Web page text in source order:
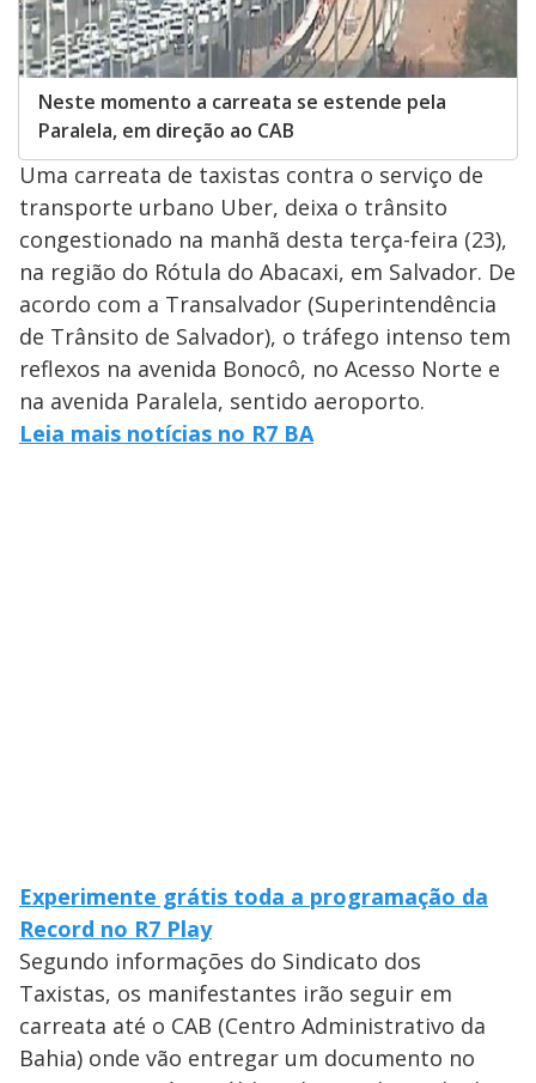
Neste momento a carreata se estende pela
Paralela, em direção ao CAB
Uma carreata de taxistas contra o serviço de
transporte urbano Uber, deixa o trânsito
congestionado na manhã desta terça-feira (23),
na região do Rótula do Abacaxi, em Salvador. De
acordo com a Transalvador (Superintendência
de Trânsito de Salvador), o tráfego intenso tem
reflexos na avenida Bonocô, no Acesso Norte e
na avenida Paralela, sentido aeroporto.
Leia mais notícias no R7 BA
Experimente grátis toda a programação da
Record no R7 Play
Segundo informações do Sindicato dos
Taxistas, os manifestantes irão seguir em
carreata até o CAB (Centro Administrativo da
Bahia) onde vão entregar um documento no